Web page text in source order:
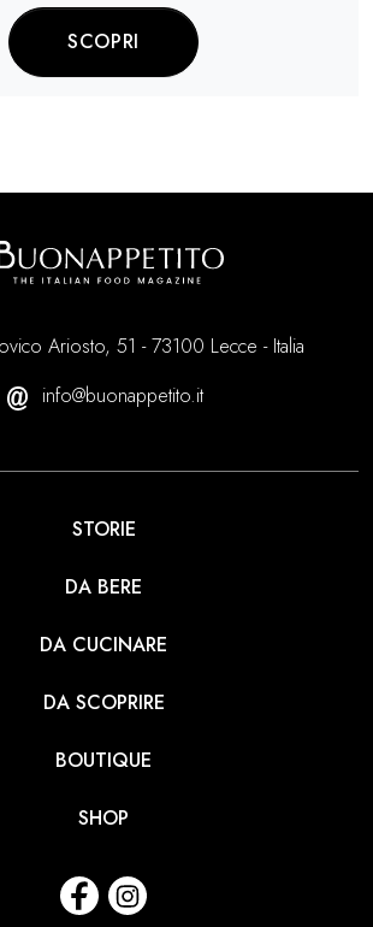
SCOPRI
Ariosto, 51 - 73100 Lecce - Italia
info@buonappetito.it
STORIE
DA BERE
DA CUCINARE
DA SCOPRIRE
BOUTIQUE
SHOP